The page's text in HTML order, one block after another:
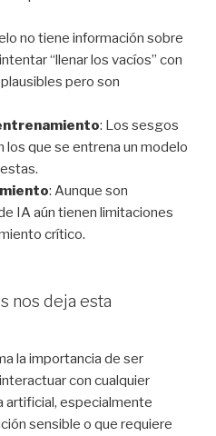
no tiene información sobre
“llenar los vacíos” con
pero son
: Los sesgos
que se entrena un modelo
: Aunque son
IA aún tienen limitaciones
crítico.
nos deja esta
la importancia de ser
con cualquier
artificial, especialmente
sensible o que requiere